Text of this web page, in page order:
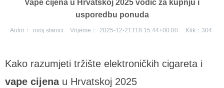
Vape cijena u Hrvatskoj 2025 vodič za kupnju i
usporedbu ponuda
Autor： ovoj stanici Vrijeme： 2025-12-21T18:15:44+00:00 Klik： 304
Kako razumjeti tržište elektroničkih cigareta i
vape cijenau Hrvatskoj 2025